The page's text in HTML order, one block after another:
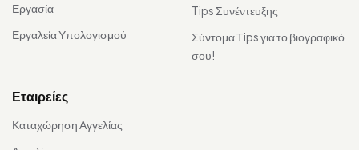
Εργασία
Εργαλεία Υπολογισμού
Tips Συνέντευξης
Σύντομα Τips για το βιογραφικό
σου!
Εταιρείες
Καταχώρηση Αγγελίας